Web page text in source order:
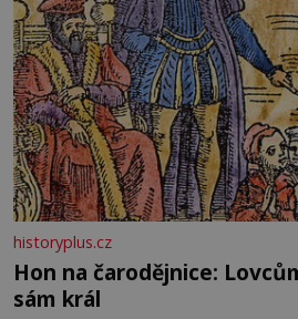
historyplus.cz
Hon na čarodějnice:
sám král